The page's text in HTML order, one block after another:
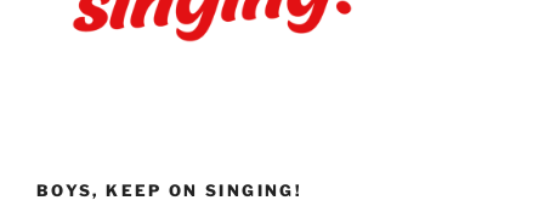
BOYS, KEEP ON SINGING!